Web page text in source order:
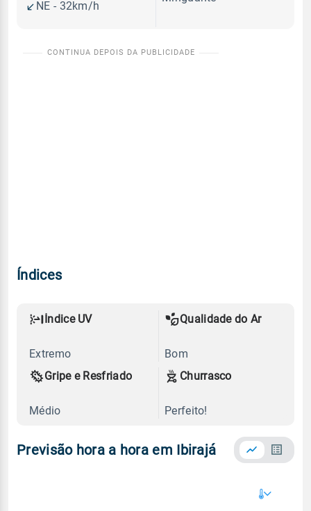
NE - 32km/h
Índices
Índice UV
Extremo
Qualidade do Ar
Bom
Gripe e Resfriado
Médio
Churrasco
Perfeito!
Previsão hora a hora em Ibirajá